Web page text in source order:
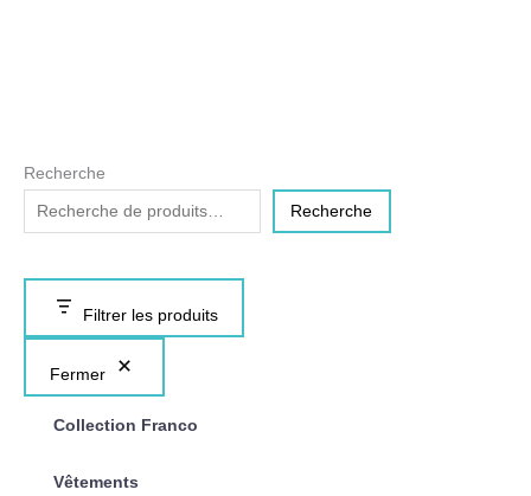
Recherche
Recherche
Filtrer les produits
Fermer
Collection Franco
Vêtements